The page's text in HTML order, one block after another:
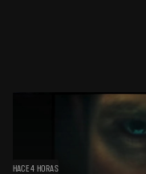
HACE 4 HORAS